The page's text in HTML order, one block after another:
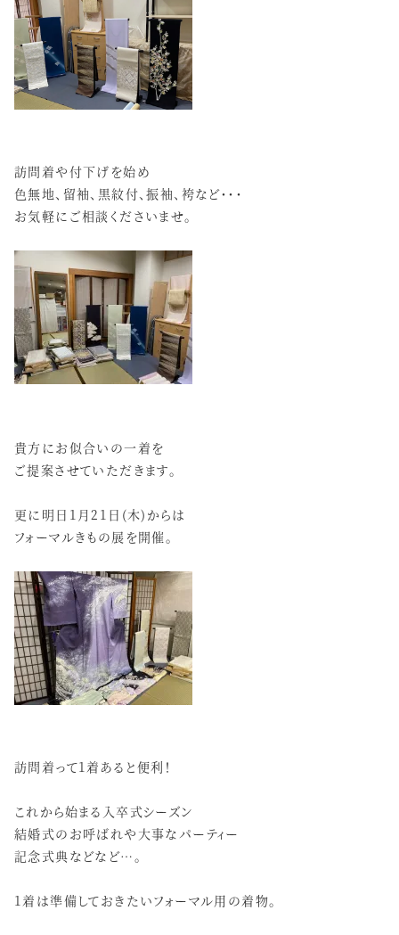
訪問着や付下げを始め
色無地、留袖、黒紋付、振袖、袴など・・・
お気軽にご相談くださいませ。
貴方にお似合いの一着を
ご提案させていただきます。
更に明日1月21日(木)からは
フォーマルきもの展を開催。
訪問着って1着あると便利！
これから始まる入卒式シーズン
結婚式のお呼ばれや大事なパーティー
記念式典などなど…。
1着は準備しておきたいフォーマル用の着物。